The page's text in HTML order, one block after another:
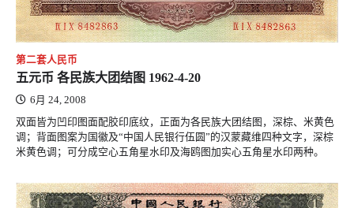
第二套人民币
五元币 各民族大团结图 1962-4-20
6月 24, 2008
双面皆为凹印图面配胶印底纹，正面为各民族大团结图，深棕、米黄色
调；背面图案为国徽及“中国人民银行伍圆”的汉蒙藏维四种文字，深棕
米黄色调；可分成空心五角星水印及海鸥图加实心五角星水印两种。